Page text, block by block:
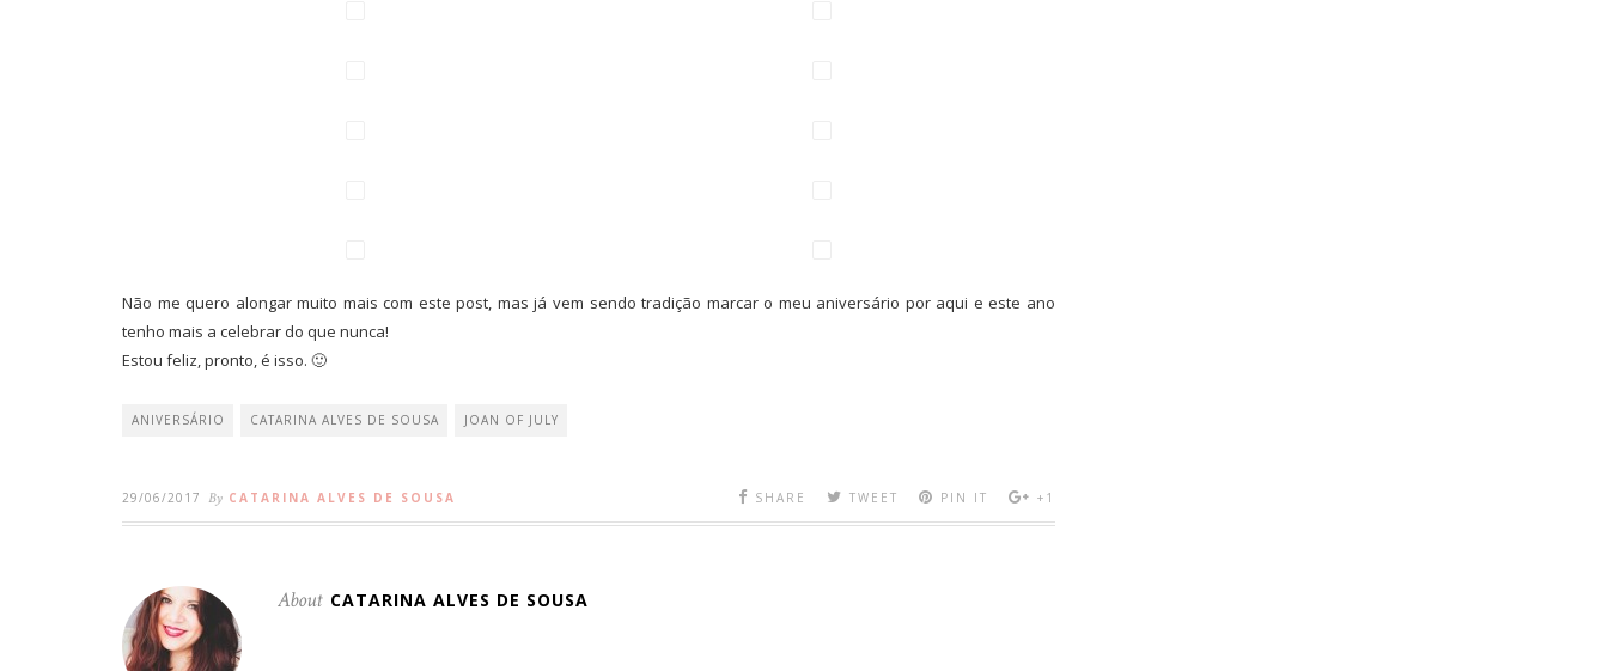
Não me quero alongar muito mais com este post, mas já vem sendo tradição marcar o meu aniversário por aqui e este ano
tenho mais a celebrar do que nunca!
Estou feliz, pronto, é isso. 🙂
ANIVERSÁRIO CATARINA ALVES DE SOUSA JOAN OF JULY
29/06/2017 By CATARINA ALVES DE SOUSA SHARE TWEET PIN IT +1
About CATARINA ALVES DE SOUSA